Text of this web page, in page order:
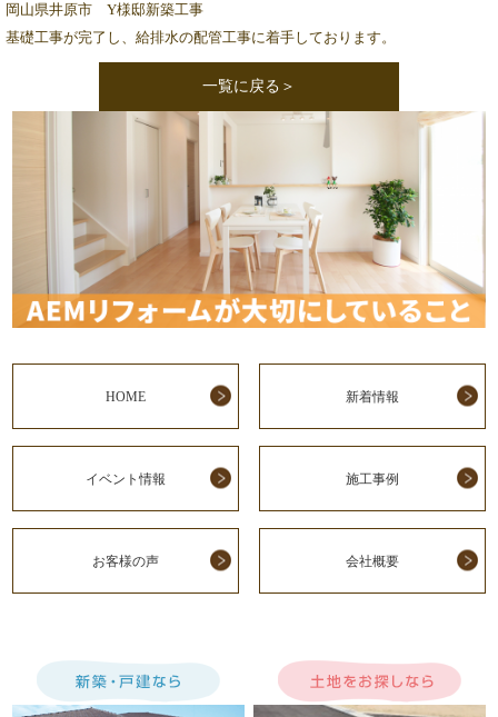
岡山県井原市 Y様邸新築工事
基礎工事が完了し、給排水の配管工事に着手しております。
一覧に戻る＞
HOME 新着情報
イベント情報 施工事例
お客様の声 会社概要